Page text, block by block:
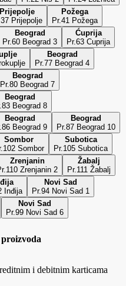
Prijepolje
Prijepolje
Požega
Pr.41 Požega
Beograd
Pr.60 Beograd 3
Ćuprija
Pr.63 Cuprija
Beograd
Pr.77 Beograd 4
Beograd
Pr.80 Beograd 7
Beograd
Beograd 8
Beograd
Beograd 9
Beograd
Pr.87 Beograd 10
Sombor
Sombor
Subotica
Pr.105 Subotica
Zrenjanin
Zrenjanin 2
Žabalj
Pr.111 Žabalj
Inđija
Novi Sad
Pr.94 Novi Sad 1
Novi Sad
Pr.99 Novi Sad 6
i debitnim karticama